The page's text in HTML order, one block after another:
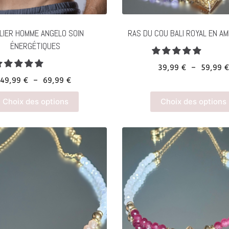
du
HOMME ANGELO SOIN
ÉNERGÉTIQUES
49,99 € – 69,99 €Plage
de
à
69,99 €
Choix des options
produit
plusieurs
variations.
Les
options
peuvent
choisies
RAS DU COU BALI ROYAL EN
39,99€ – 59,99€
Choix des options